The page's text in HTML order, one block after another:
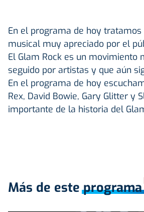
En el programa de hoy tratamos
musical muy apreciado por el
El Glam Rock es un movimiento
seguido por artistas y que aún
En el programa de hoy
Rex, David Bowie, Gary Glitter y
importante de la historia del
Más de este programa